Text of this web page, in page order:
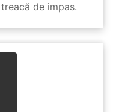
de impas.